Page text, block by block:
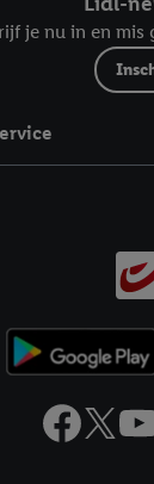
je nu in en mis